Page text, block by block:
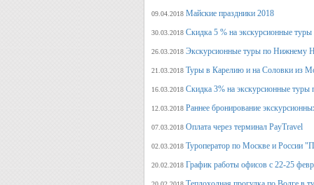
09.04.2018 Майские праздники 2018
30.03.2018 Скидка 5 % на экскурсионные
26.03.2018 Экскурсионные туры по Нижнему
21.03.2018 Туры в Карелию и на Соловки из
16.03.2018 Скидка 3% на экскурсионные
12.03.2018 Раннее бронирование
07.03.2018 Оплата через терминал PayTravel
02.03.2018 Туроператор по Москве и России
20.02.2018 График работы офисов с 22-25